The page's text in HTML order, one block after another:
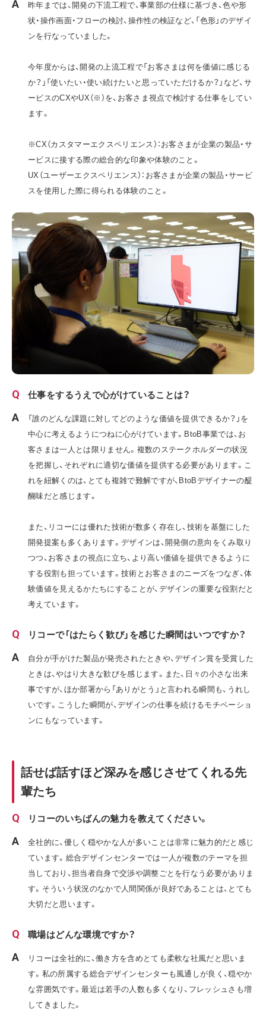
昨年までは、開発の下流工程で、事業部の仕様に基づき、色や形
状・操作画面・フローの検討、操作性の検証など、「色形」のデザイ
ンを行なっていました。
今年度からは、開発の上流工程で「お客さまは何を価値に感じる
か？」「使いたい・使い続けたいと思っていただけるか？」など、サ
ービスのCXやUX（※）を、お客さま視点で検討する仕事をしてい
ます。
※CX（カスタマーエクスペリエンス）：お客さまが企業の製品・サ
ービスに接する際の総合的な印象や体験のこと。
UX（ユーザーエクスペリエンス）：お客さまが企業の製品・サービ
スを使用した際に得られる体験のこと。
仕事をするうえで心がけていることは？
「誰のどんな課題に対してどのような価値を提供できるか？」を
中心に考えるようにつねに心がけています。BtoB事業では、お
客さまは一人とは限りません。複数のステークホルダーの状況
を把握し、それぞれに適切な価値を提供する必要があります。こ
れを紐解くのは、とても複雑で難解ですが、BtoBデザイナーの醍
醐味だと感じます。
また、リコーには優れた技術が数多く存在し、技術を基盤にした
開発提案も多くあります。デザインは、開発側の意向をくみ取り
つつ、お客さまの視点に立ち、より高い価値を提供できるように
する役割も担っています。技術とお客さまのニーズをつなぎ、体
験価値を見えるかたちにすることが、デザインの重要な役割だと
考えています。
リコーで「はたらく歓び」を感じた瞬間はいつですか？
自分が手がけた製品が発売されたときや、デザイン賞を受賞した
ときは、やはり大きな歓びを感じます。また、日々の小さな出来
事ですが、ほか部署から「ありがとう」と言われる瞬間も、うれし
いです。こうした瞬間が、デザインの仕事を続けるモチベーショ
ンにもなっています。
話せば話すほど深みを感じさせてくれる先
輩たち
リコーのいちばんの魅力を教えてください。
全社的に、優しく穏やかな人が多いことは非常に魅力的だと感じ
ています。総合デザインセンターでは一人が複数のテーマを担
当しており、担当者自身で交渉や調整ごとを行なう必要がありま
す。そういう状況のなかで人間関係が良好であることは、とても
大切だと思います。
職場はどんな環境ですか？
リコーは全社的に、働き方を含めとても柔軟な社風だと思いま
す。私の所属する総合デザインセンターも風通しが良く、穏やか
な雰囲気です。最近は若手の人数も多くなり、フレッシュさも増
してきました。